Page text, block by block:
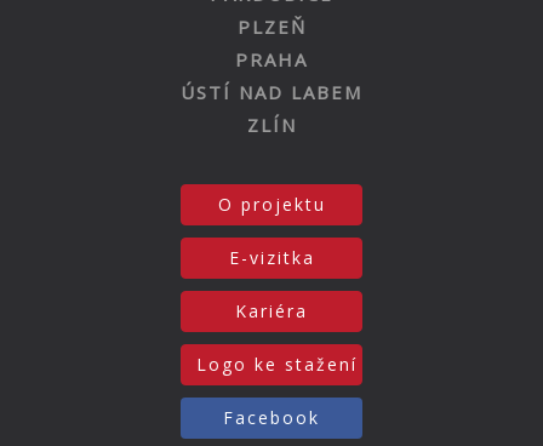
PLZEŇ
PRAHA
ÚSTÍ NAD LABEM
ZLÍN
O projektu
E-vizitka
Kariéra
Logo ke stažení
Facebook